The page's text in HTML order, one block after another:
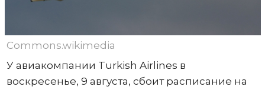
Commons.wikimedia
У авиакомпании Turkish Airlines в
воскресенье, 9 августа, сбоит расписание на